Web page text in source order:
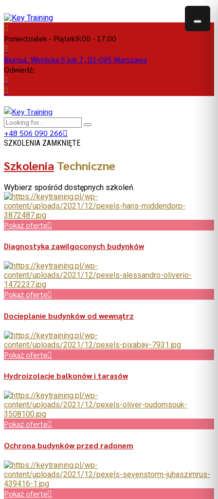
Poniedziałek - Piątek9:00 - 17:00
Biuroul. Winnicka 5 lok 7, 02-095 Warszawa
Odwiedź:
+48 506 090 266
SZKOLENIA ZAMKNIĘTE
Szkolenia Techniczne
Wybierz spośród dostępnych szkoleń.
Pokaż ofertę
Diagnostyka zawilgoconych budynków
Pokaż ofertę
Docieplanie budynków od wewnątrz
Pokaż ofertę
Hydroizolacje balkonów i tarasów
Pokaż ofertę
Ochrona budynków przed radonem
Pokaż ofertę